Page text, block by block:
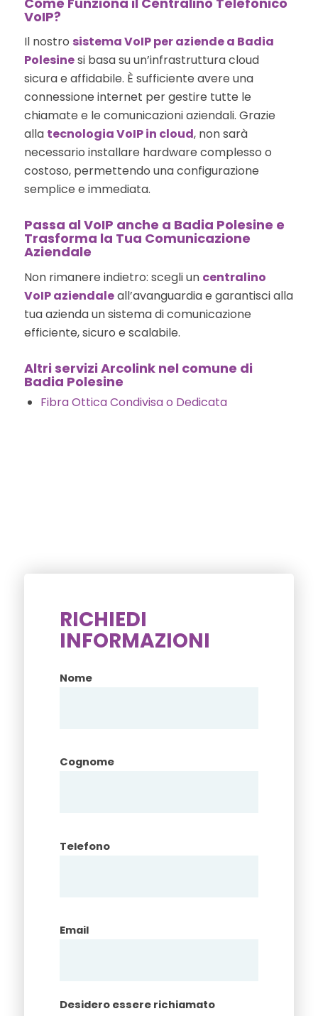
VoIP?
Il nostro sistema VoIP per aziende a Badia
Polesinesi basa su un’infrastruttura cloud
sicura e affidabile. È sufficiente avere una
connessione internet per gestire tutte le
chiamate e le comunicazioni aziendali. Grazie
alla tecnologia VoIP in cloud, non sarà
necessario installare hardware complesso o
costoso, permettendo una configurazione
semplice e immediata.
Passa al VoIP anche a Badia Polesine e
Trasforma la Tua Comunicazione
Aziendale
Non rimanere indietro: scegli un centralino
VoIP aziendaleall’avanguardia e garantisci alla
tua azienda un sistema di comunicazione
efficiente, sicuro e scalabile.
Altri servizi Arcolink nel comune di
Badia Polesine
Fibra Ottica Condivisa o Dedicata
RICHIEDI
INFORMAZIONI
Nome
Cognome
Telefono
Email
Desidero essere richiamato